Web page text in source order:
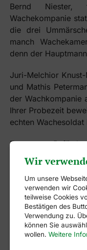
Bernd
Wachekompanie
die drei
manch
denn der
Juri-Melchior
und Mathis
der Wachkompanie
Ihrer Probezeit
echten Wachesoldat
Zur ersten
nach 2 Jähriger
befördert wurde.
Ebenso freuen
Gefreiten zum
Tobias Wuttke
nennen.
Wir
Um unsere
verwenden wir
teilweise Cookies
Bestätigen des
Verwendung zu.
können Sie
wollen. Weitere